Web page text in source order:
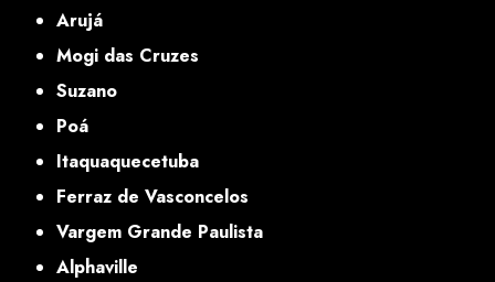
Arujá
Mogi das Cruzes
Suzano
Poá
Itaquaquecetuba
Ferraz de Vasconcelos
Vargem Grande Paulista
Alphaville